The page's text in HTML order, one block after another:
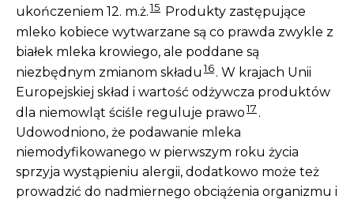
ukończeniem 12. m.ż.15
Produkty zastępujące
mleko kobiece wytwarzane są co prawda zwykle z
białek mleka krowiego, ale poddane są
niezbędnym zmianom składu 16. W krajach Unii
Europejskiej skład i wartość odżywcza produktów
dla niemowląt ściśle reguluje prawo17 .
Udowodniono, że podawanie mleka
niemodyfikowanego w pierwszym roku życia
sprzyja wystąpieniu alergii, dodatkowo może też
prowadzić do nadmiernego obciążenia organizmu i